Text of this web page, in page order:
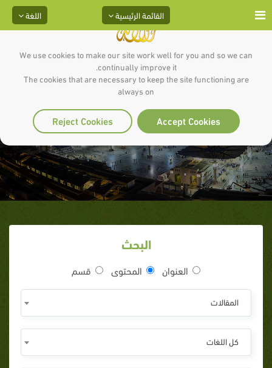
We use cookies to make our site work well for you and so we can
continually improve it.
The cookies that are necessary to keep the site functioning are
always on
Accept Cookies
Reject Cookies
اللغة القائمة الرئيسية
الصفات والأخلاق
البحث
العنوان المحتوى قسم
المقالات
كل اللغات